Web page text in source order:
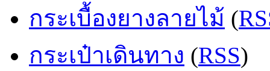
กระเบื้องยางลายไม้ (
กระเป๋าเดินทาง (RSS)